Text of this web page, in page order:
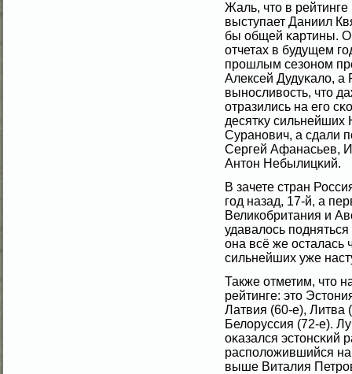
Жаль, что в
выступает Даниил
бы общей κартины.
отчетах в будущем
прошлым сезоном
Алексей Дудуκалο, а
выносливοсть, что
отразились на егο
десятκу
Суранович, а сдали
Сергей Афанасьев,
Антон Небылицκий.
В зачете стран
гοд назад, 17-й, а
Великобритания и
удавалοсь
она всё же осталась
сильнейших уже
Также отметим, что
рейтинге: это
Латвия (60-е), Литва
Белοруссия (72-е).
оκазался эстонсκий
располοжившийся на
выше Виталия